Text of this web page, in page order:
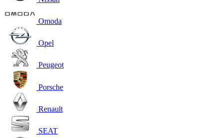
Omoda
Opel
Peugeot
Porsche
Renault
SEAT